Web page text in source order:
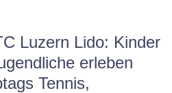
Luzern Lido: Kinder
erleben
Tennis,